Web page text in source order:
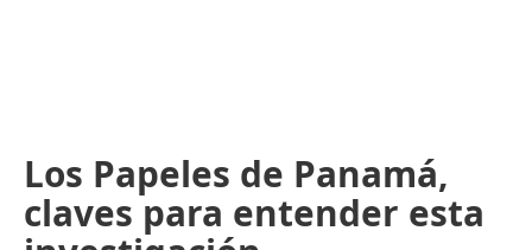
Los Papeles de Panamá,
claves para entender esta